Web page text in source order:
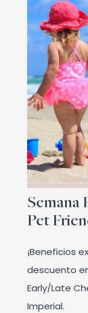
Semana
Pet
¡Beneficios
descuento
Early/Late
Imperial.